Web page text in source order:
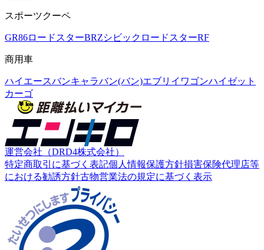
スポーツクーペ
GR86ロードスターBRZシビック ロードスターRF
商用車
ハイエースバンキャラバン(バン)エブリイワゴンハイゼット
カーゴ
運営会社（DRD4株式会社）
特定商取引に基づく表記個人情報保護方針損害保険代理店等
における勧誘方針古物営業法の規定に基づく表示